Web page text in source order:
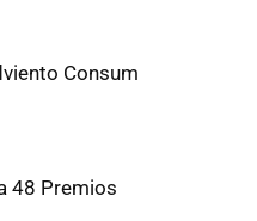
Consum
48 Premios